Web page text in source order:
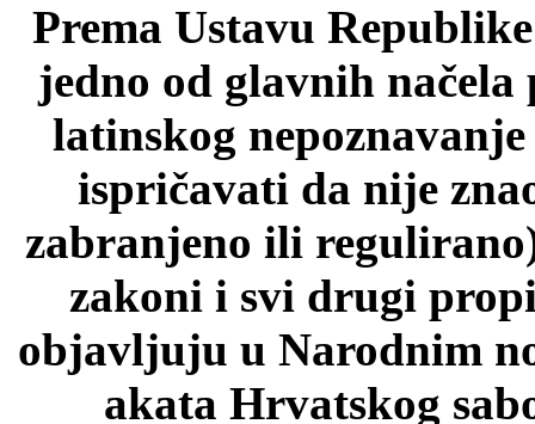
Prema Ustavu
jedno od glavnih
latinskog
ispričavati da nije
zabranjeno ili
zakoni i svi drugi
objavljuju u Narodnim
akata Hrvatskog